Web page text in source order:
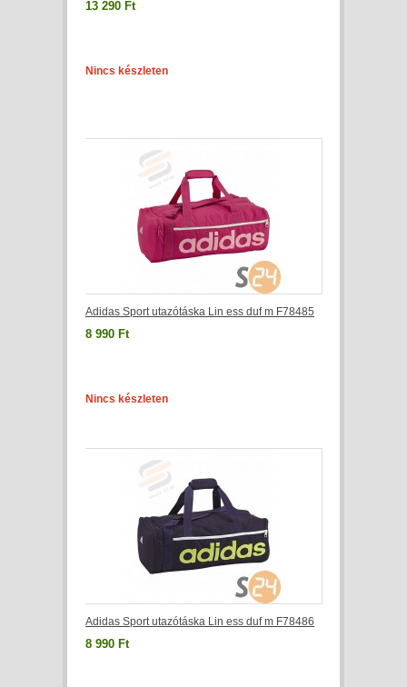
13 290 Ft
Nincs készleten
Adidas Sport utazótáska Lin ess duf m F78485
8 990 Ft
Nincs készleten
Adidas Sport utazótáska Lin ess duf m F78486
8 990 Ft